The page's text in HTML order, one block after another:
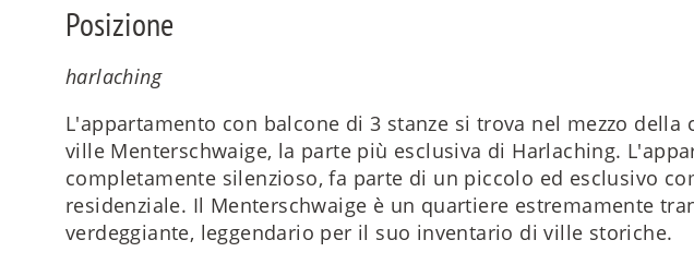
Posizione
harlaching
L'appartamento con balcone di 3 stanze si trova nel mezzo della
ville Menterschwaige, la parte più esclusiva di Harlaching.
completamente silenzioso, fa parte di un piccolo ed esclusivo
residenziale. Il Menterschwaige è un quartiere estremamente
verdeggiante, leggendario per il suo inventario di ville storiche.